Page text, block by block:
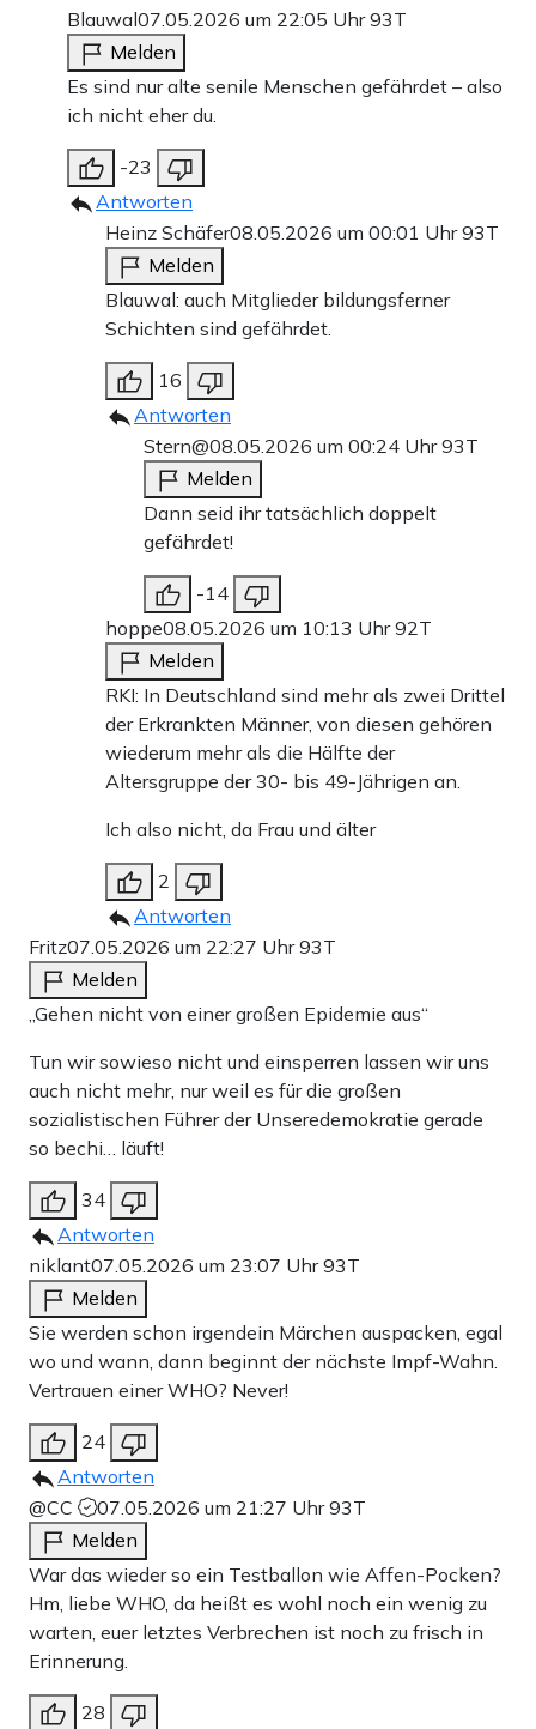
Blauwal07.05.2026 um 22:05 Uhr93T
Melden
Es sind nur alte senile Menschen gefährdet – also
ich nicht eher du.
-23
Antworten
Heinz Schäfer08.05.2026 um 00:01 Uhr93T
Melden
Blauwal: auch Mitglieder bildungsferner
Schichten sind gefährdet.
16
Antworten
Stern@08.05.2026 um 00:24 Uhr93T
Melden
Dann seid ihr tatsächlich doppelt
gefährdet!
-14
hoppe08.05.2026 um 10:13 Uhr92T
Melden
RKI: In Deutschland sind mehr als zwei Drittel
der Erkrankten Männer, von diesen gehören
wiederum mehr als die Hälfte der
Altersgruppe der 30- bis 49-Jährigen an.
Ich also nicht, da Frau und älter
2
Antworten
Fritz07.05.2026 um 22:27 Uhr93T
Melden
„Gehen nicht von einer großen Epidemie aus“
Tun wir sowieso nicht und einsperren lassen wir uns
auch nicht mehr, nur weil es für die großen
sozialistischen Führer der Unseredemokratie gerade
so bechi… läuft!
34
Antworten
niklant07.05.2026 um 23:07 Uhr93T
Melden
Sie werden schon irgendein Märchen auspacken, egal
wo und wann, dann beginnt der nächste Impf-Wahn.
Vertrauen einer WHO? Never!
24
Antworten
@CC
07.05.2026 um 21:27 Uhr93T
Melden
War das wieder so ein Testballon wie Affen-Pocken?
Hm, liebe WHO, da heißt es wohl noch ein wenig zu
warten, euer letztes Verbrechen ist noch zu frisch in
Erinnerung.
28